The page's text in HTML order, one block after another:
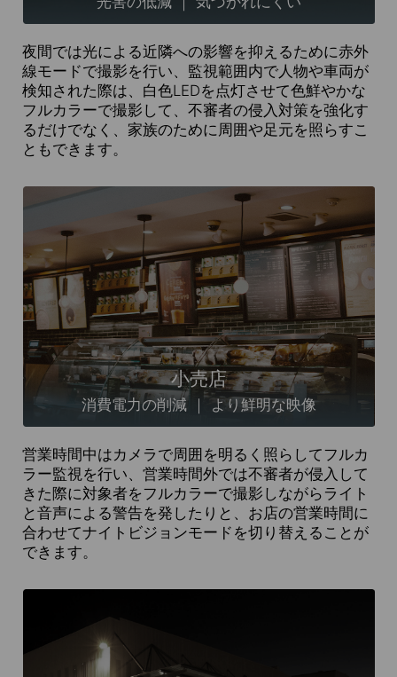
夜間では光による近隣への影響を抑えるために赤外
線モードで撮影を行い、監視範囲内で人物や車両が
検知された際は、白色LEDを点灯させて色鮮やかな
フルカラーで撮影して、不審者の侵入対策を強化す
るだけでなく、家族のために周囲や足元を照らすこ
ともできます。
小売店
消費電力の削減 ｜ より鮮明な映像
営業時間中はカメラで周囲を明るく照らしてフルカ
ラー監視を行い、営業時間外では不審者が侵入して
きた際に対象者をフルカラーで撮影しながらライト
と音声による警告を発したりと、お店の営業時間に
合わせてナイトビジョンモードを切り替えることが
できます。